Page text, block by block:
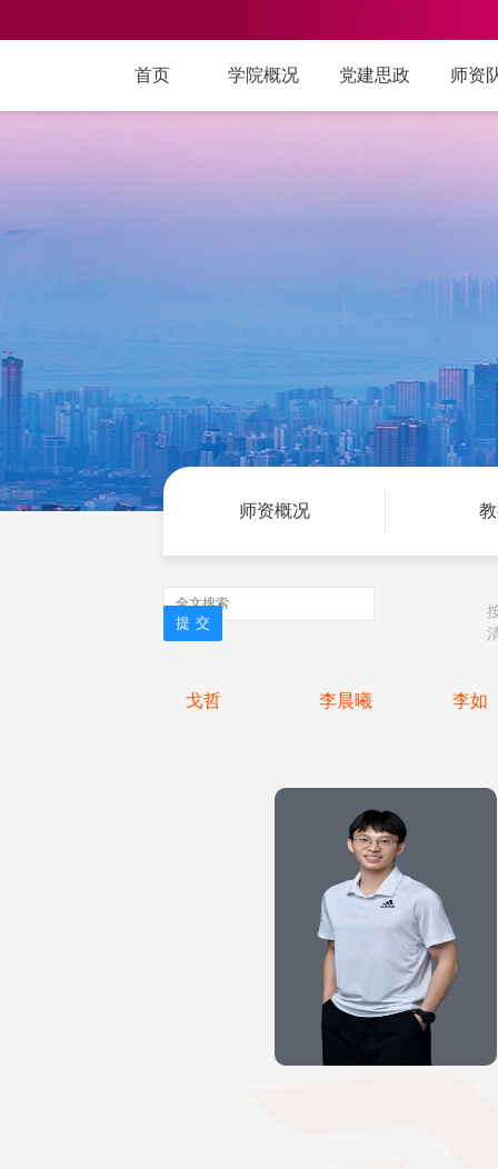
首页 学院概况 党建思政 师资
戈哲 李晨曦 李如
师资概况